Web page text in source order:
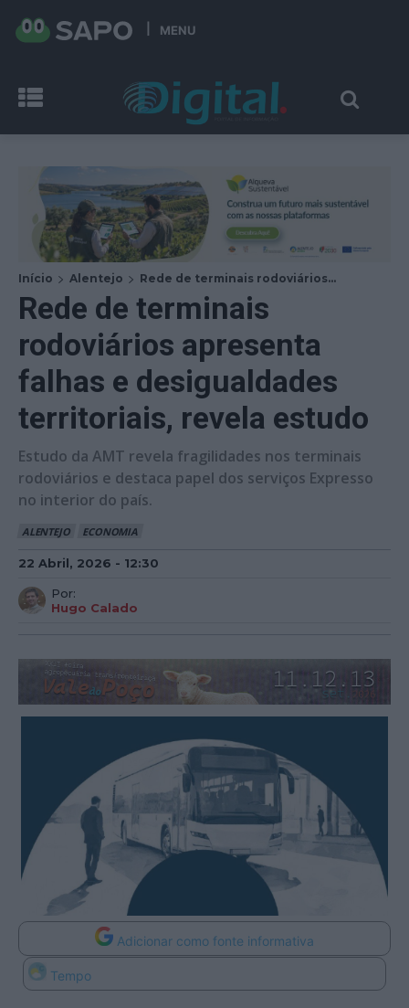
MENU
Início Alentejo Rede de terminais rodoviários...
Rede de terminais
rodoviários apresenta
falhas e desigualdades
territoriais, revela estudo
Estudo da AMT revela fragilidades nos terminais
rodoviários e destaca papel dos serviços Expresso
no interior do país.
ALENTEJO ECONOMIA
22 Abril, 2026 - 12:30
Por:
Hugo Calado
Adicionar como fonte informativa
Tempo